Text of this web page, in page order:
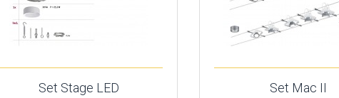
Set Stage LED Set Mac II